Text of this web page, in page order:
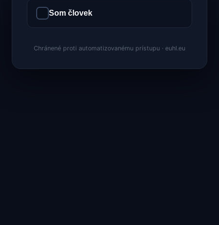
Som človek
Chránené proti automatizovanému prístupu · euhl.eu